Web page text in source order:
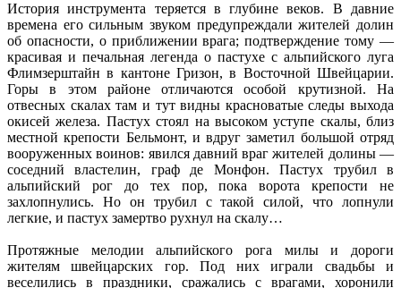
История инструмента теряется в глубине веков. В давние
времена его сильным звуком предупреждали жителей долин
об опасности, о приближении врага; подтверждение тому —
красивая и печальная легенда о пастухе с альпийского луга
Флимзерштайн в кантоне Гризон, в Восточной Швейцарии.
Горы в этом районе отличаются особой крутизной. На
отвесных скалах там и тут видны красноватые следы выхода
окисей железа. Пастух стоял на высоком уступе скалы, близ
местной крепости Бельмонт, и вдруг заметил большой отряд
вооруженных воинов: явился давний враг жителей долины —
соседний властелин, граф де Монфон. Пастух трубил в
альпийский рог до тех пор, пока ворота крепости не
захлопнулись. Но он трубил с такой силой, что лопнули
легкие, и пастух замертво рухнул на скалу…
Протяжные мелодии альпийского рога милы и дороги
жителям швейцарских гор. Под них играли свадьбы и
веселились в праздники, сражались с врагами, хоронили